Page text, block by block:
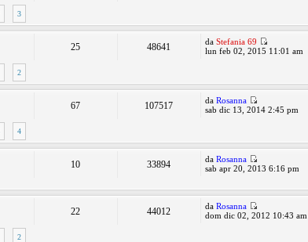
3
2
25 48641 da Stefania 69
lun feb 02, 2015 11:01 am
4
67 107517 da Rosanna
sab dic 13, 2014 2:45 pm
10 33894 da Rosanna
sab apr 20, 2013 6:16 pm
2
22 44012 da Rosanna
dom dic 02, 2012 10:43 am